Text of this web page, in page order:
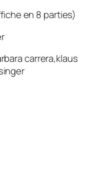
en 8 parties)
carrera,klaus